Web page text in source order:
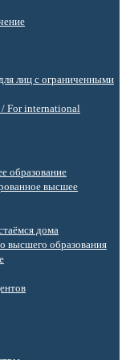
лиц с ограниченными
For international
образование
высшее
дома
высшего образования